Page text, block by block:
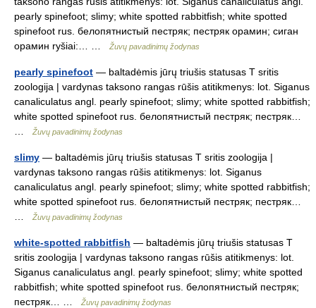
pearly spinefoot; slimy; white spotted rabbitfish; white spotted
spinefoot rus. белопятнистый пестряк; пестряк орамин; сиган
орамин ryšiai:… …
Žuvų pavadinimų žodynas
pearly spinefoot — baltadėmis jūrų triušis statusas T sritis
zoologija | vardynas taksono rangas rūšis atitikmenys: lot. Siganus
canaliculatus angl. pearly spinefoot; slimy; white spotted rabbitfish;
white spotted spinefoot rus. белопятнистый пестряк; пестряк…
Žuvų pavadinimų žodynas
slimy — baltadėmis jūrų triušis statusas T sritis zoologija |
vardynas taksono rangas rūšis atitikmenys: lot. Siganus
canaliculatus angl. pearly spinefoot; slimy; white spotted rabbitfish;
white spotted spinefoot rus. белопятнистый пестряк; пестряк…
Žuvų pavadinimų žodynas
white-spotted rabbitfish — baltadėmis jūrų triušis statusas T
sritis zoologija | vardynas taksono rangas rūšis atitikmenys: lot.
Siganus canaliculatus angl. pearly spinefoot; slimy; white spotted
rabbitfish; white spotted spinefoot rus. белопятнистый пестряк;
пестряк… …
Žuvų pavadinimų žodynas